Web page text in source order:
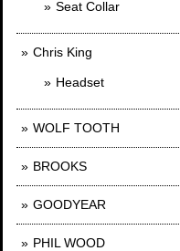
Seat Collar
Chris King
Headset
WOLF TOOTH
BROOKS
GOODYEAR
PHIL WOOD